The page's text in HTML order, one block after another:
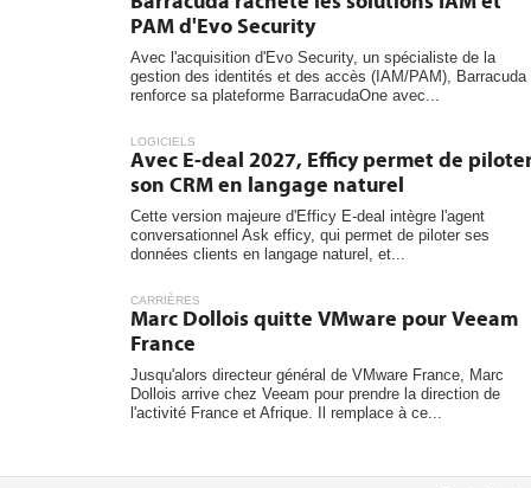
PAM d'Evo Security
Avec l'acquisition d'Evo Security, un spécialiste de la
gestion des identités et des accès (IAM/PAM), Barracuda
renforce sa plateforme BarracudaOne avec...
LOGICIELS
Avec E-deal 2027, Efficy permet de
son CRM en langage naturel
Cette version majeure d'Efficy E-deal intègre l'agent
conversationnel Ask efficy, qui permet de piloter ses
données clients en langage naturel, et...
CARRIÈRES
Marc Dollois quitte VMware pour Veeam
France
Jusqu'alors directeur général de VMware France, Marc
Dollois arrive chez Veeam pour prendre la direction de
l'activité France et Afrique. Il remplace à ce...